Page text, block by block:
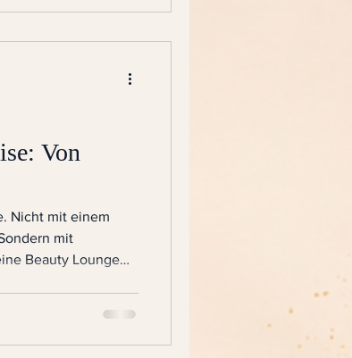
Von
Nicht mit einem
mit
Beauty Lounge
ihrer Haut. Nicht
Behandlung. Sie